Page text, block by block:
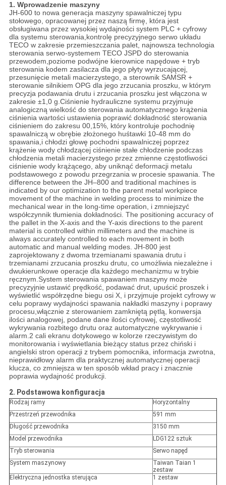
1. Wprowadzenie maszyny
JH-600 to nowa generacja maszyny spawalniczej typu
stołowego, opracowanej przez naszą firmę, która jest
obsługiwana przez wysokiej wydajności system PLC + cyfrowy
dla systemu sterowania,kontrolę precyzyjnego serwo układu
TECO w zakresie przemieszczania palet, najnowsza technologia
sterowania serwo-systemem TECO JSPD do sterowania
przewodem,poziome podwójne kierownice napędowe + tryb
sterowania kodem zasilacza dla jego płyty wyrzucającej,
przesunięcie metali macierzystego, a sterownik SAMSR +
sterowanie silnikiem OPG dla jego zrzucania proszku, w którym
precyzja podawania drutu i zrzucania proszku jest włączona w
zakresie ±1,0 g.Ciśnienie hydrauliczne systemu przyjmuje
analogiczną wielkość do sterowania automatycznego krążenia
ciśnienia wartości ustawienia poprawić dokładność sterowania
ciśnieniem do zakresu 00,15%, który kontroluje pochodnię
spawalniczą w obrębie złożonego huśtawki 10-48 mm do
spawania,i chłodzi głowę pochodni spawalniczej poprzez
krążenie wody chłodzącej ciśnienie stałe chłodzenie podczas
chłodzenia metali macierzystego przez zmienne częstotliwości
ciśnienie wody krążącego, aby uniknąć deformacji metalu
podstawowego z powodu przegrzania w procesie spawania. The
difference between the JH–800 and traditional machines is
indicated by our optimization to the parent metal workpiece
movement of the machine in welding process to minimize the
mechanical wear in the long-time operation, i zmniejszyć
współczynnik tłumienia dokładności. The positioning accuracy of
the pallet in the X-axis and the Y-axis directions to the parent
material is controlled within millimeters and the machine is
always accurately controlled to each movement in both
automatic and manual welding modes. JH-800 jest
zaprojektowany z dwoma trzemianami spawania drutu i
trzemianami zrzucania proszku drutu, co umożliwia niezależne i
dwukierunkowe operacje dla każdego mechanizmu w trybie
ręcznym.System sterowania spawaniem maszyny może
precyzyjnie ustawić prędkość, podawać drut, upuścić proszek i
wyświetlić współrzędne biegu osi X, i przyjmuje projekt cyfrowy w
celu poprawy wydajności spawania nakładki maszyny i poprawy
procesu,włącznie z sterowaniem zamkniętą pętlą, konwersja
ilości analogowej, podane dane ilości cyfrowej, częstotliwość
wykrywania rozbitego drutu oraz automatyczne wykrywanie i
alarm.2 cali ekranu dotykowego w kolorze rzeczywistym do
monitorowania i wyświetlania bieżący status przez chiński i
angielski stron operacji z trybem pomocnika, informacja zwrotna,
nieprawidłowy alarm dla praktycznej automatycznej operacji
klucza, co zmniejsza w ten sposób wkład pracy i znacznie
poprawia wydajność produkcji.
2. Podstawowa konfiguracja
Rodzaj ramy
Horyzontalny
Przestrzeń przewodnika
591 mm
Długość przewodnika
3150 mm
Model przewodnika
LDG122 sztuk
Tryb sterowania
Serwo napęd
System maszynowy
Taiwan Taian 1
zestaw
Elektryczna jednostka sterująca
1 zestaw